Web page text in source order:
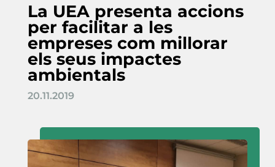
La UEA presenta accions
per facilitar a les
empreses com millorar
els seus impactes
ambientals
20.11.2019